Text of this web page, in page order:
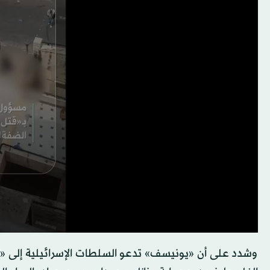
وشدد على أن «يونيسف» تدعو السلطات الإسرائيلية إلى